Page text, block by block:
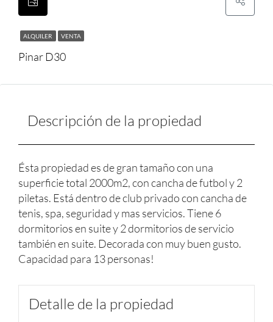
ALQUILER VENTA
Pinar D30
Descripción de la propiedad
Ésta propiedad es de gran tamaño con una
superficie total 2000m2, con cancha de futbol y 2
piletas. Está dentro de club privado con cancha de
tenis, spa, seguridad y mas servicios. Tiene 6
dormitorios en suite y 2 dormitorios de servicio
también en suite. Decorada con muy buen gusto.
Capacidad para 13 personas!
Detalle de la propiedad